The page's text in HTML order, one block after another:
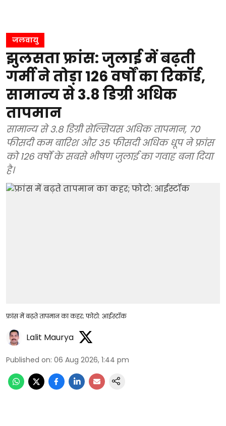
जलवायु
झुलसता फ्रांस: जुलाई में बढ़ती
गर्मी ने तोड़ा 126 वर्षों का रिकॉर्ड,
सामान्य से 3.8 डिग्री अधिक
तापमान
सामान्य से 3.8 डिग्री सेल्सियस अधिक तापमान, 70
फीसदी कम बारिश और 35 फीसदी अधिक धूप ने फ्रांस
को 126 वर्षों के सबसे भीषण जुलाई का गवाह बना दिया
है।
फ्रांस में बढ़ते तापमान का कहर; फोटो: आईस्टॉक
Lalit Maurya
Published on: 06 Aug 2026, 1:44 pm